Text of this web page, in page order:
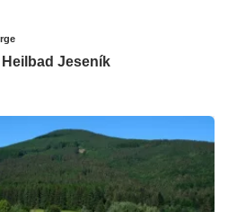
Jeseník